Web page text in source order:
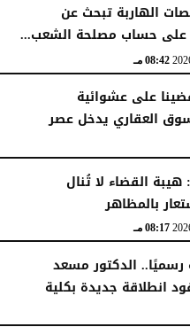
الهاربة تبحث عن
على حساب مصلحة الشعب...
08:42 مـ
على عشوائية
العقاري يدخل عصر
القضاء لا تُنال
بالمظاهر
08:17 مـ
الدكتور مسعد
انطلاقة جديدة بكلية